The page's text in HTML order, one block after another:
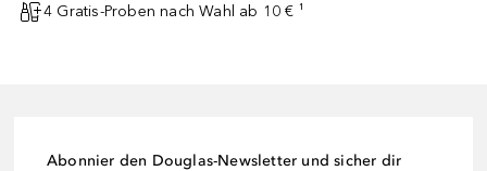
4 Gratis-Proben nach Wahl ab 10 € ¹
Abonnier den Douglas-Newsletter und sicher dir